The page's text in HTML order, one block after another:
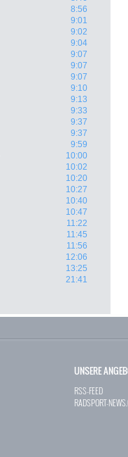
8:56
9:01
9:02
9:04
9:07
9:07
9:07
9:10
9:13
9:33
9:37
9:37
9:59
10:00
10:02
10:20
10:27
10:40
10:47
11:22
11:45
11:56
12:06
13:25
21:41
UNSERE
RSS-FEED
RADSPORT-